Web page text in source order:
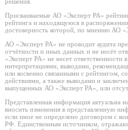
Присваиваемые АО «Эксперт РА»
рейтинга и находящуюся в
достоверность которой, по мнению АО
АО «Эксперт РА» не проводит аудита
отчётности и иных данных и не несёт
«Эксперт РА» не несет ответственности
интерпретациями, выводами,
или косвенно связанными с рейтингом,
действиями, а также выводами и
выпущенных АО «Эксперт РА», или
Представленная информация актуальна
вносить изменения в представленную
если иное не определено договором с
РФ. Единственным источником,